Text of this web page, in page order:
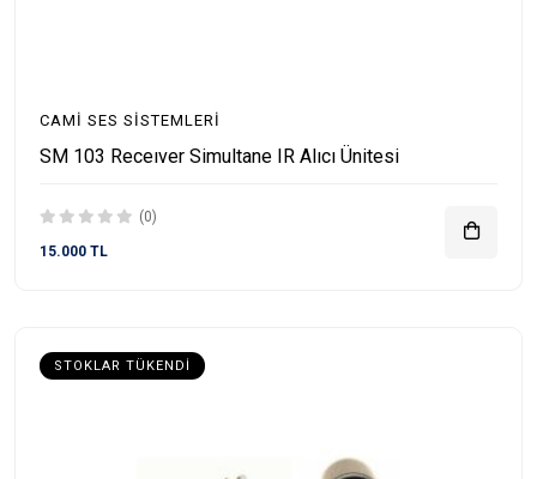
CAMI SES SISTEMLERI
SM 103 Receıver Simultane IR Alıcı Ünitesi
(0)
15.000 TL
STOKLAR TÜKENDI